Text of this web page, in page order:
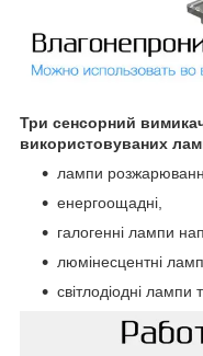
Три сенсорний
використовуваних
лампи
енергоощадні,
галогенні лампи
люмінесцентні
світлодіодні лампи